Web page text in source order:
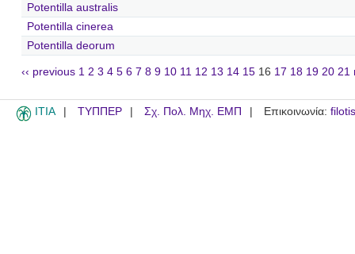
Potentilla australis
Potentilla cinerea
Potentilla deorum
‹‹ previous 1 2 3 4 5 6 7 8 9 10 11 12 13 14 15 16 17 18 19 20 21
ITIA ΤΥΠΠΕΡ Σχ. Πολ. Μηχ. ΕΜΠ Επικοινωνία: